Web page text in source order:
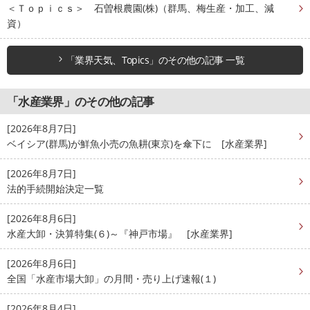
＜Ｔｏｐｉｃｓ＞ 石曽根農園(株)（群馬、梅生産・加工、減
資）
「業界天気、Topics」のその他の記事 一覧
「水産業界」のその他の記事
[2026年8月7日]
ベイシア(群馬)が鮮魚小売の魚耕(東京)を傘下に [水産業界]
[2026年8月7日]
法的手続開始決定一覧
[2026年8月6日]
水産大卸・決算特集(６)～『神戸市場』 [水産業界]
[2026年8月6日]
全国「水産市場大卸」の月間・売り上げ速報(１)